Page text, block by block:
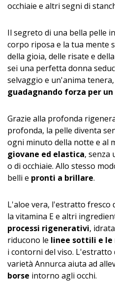
occhiaie e altri segni di
Il segreto di una bella pelle
corpo riposa e la tua mente
della gioia, delle risate e
sei una perfetta donna
selvaggio e un'anima
guadagnando forza per
Grazie alla profonda
profonda, la pelle diventa
ogni minuto della notte e al
giovane ed elastica, senza
o di occhiaie. Allo stesso
belli e pronti a brillare.
L'aloe vera, l'estratto fresco
la vitamina E e altri
processi rigenerativi,
riducono le linee sottili e le
i contorni del viso. L'estratto
varietà Annurca aiuta ad
borse intorno agli occhi.